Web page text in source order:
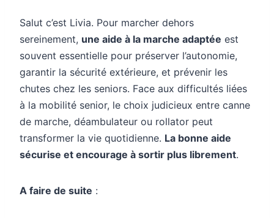
Salut c’est Livia. Pour marcher dehors
sereinement, une aide à la marche adaptée est
souvent essentielle pour préserver l’autonomie,
garantir la sécurité extérieure, et prévenir les
chutes chez les seniors. Face aux difficultés liées
à la mobilité senior, le choix judicieux entre canne
de marche, déambulateur ou rollator peut
transformer la vie quotidienne. La bonne aide
sécurise et encourage à sortir plus librement.
A faire de suite :